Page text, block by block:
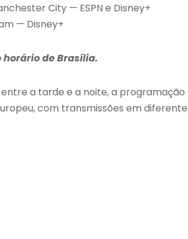
City — ESPN e Disney+
— Disney+
horário de Brasília.
a tarde e a noite, a
com transmissões em